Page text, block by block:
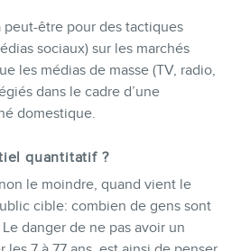
peut-être pour des tactiques
sociaux) sur les marchés
les médias de masse (TV, radio,
dans le cadre d’une
domestique.
quantitatif ?
le moindre, quand vient le
cible: combien de gens sont
danger de ne pas avoir un